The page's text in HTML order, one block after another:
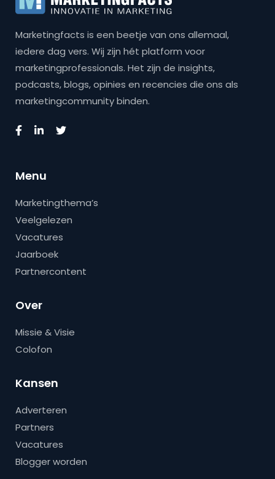
Marketingfacts is een beetje van ons allemaal,
iedere dag vers. Wij zijn hét platform voor
marketingprofessionals. Het zijn de insights,
podcasts, blogs, opinies en recencies die ons als
marketingcommunity binden.
Menu
Marketingthema’s
Veelgelezen
Vacatures
Jaarboek
Partnercontent
Over
Missie & Visie
Colofon
Kansen
Adverteren
Partners
Vacatures
Blogger worden